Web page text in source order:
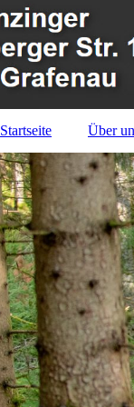
Startseite Über